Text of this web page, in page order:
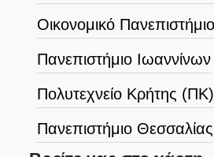
Οικονομικό
Πανεπιστήμιο Ιωαννίνων
Πολυτεχνείο Κρήτης (ΠΚ)
Πανεπιστήμιο Θεσσαλίας